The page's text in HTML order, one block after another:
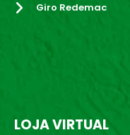
Giro Redemac
LOJA VIRTUAL